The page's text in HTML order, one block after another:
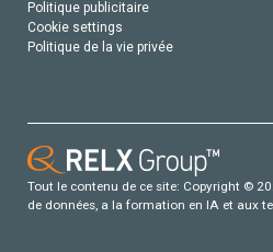
Politique publicitaire
Cookie settings
Politique de la vie privée
Tout le contenu de ce site: Copyright ©
de données, a la formation en IA et aux